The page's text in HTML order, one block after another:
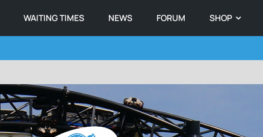
WAITING TIMES NEWS FORUM SHOP